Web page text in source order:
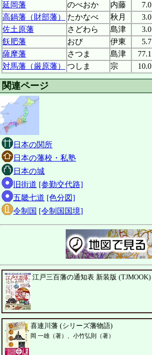
延岡藩
のべおか 内藤 7.0
高鍋藩（財部藩）
たかなべ 秋月 3.0
佐土原藩
さどわら 島津 3.0
飫肥藩
おび 伊東 5.7
薩摩藩
さつま 島津 77.1
対馬藩（厳原藩）
つしま 宗 10.0
関連ページ
日本の関所
日本の藩校・私塾
日本の城
旧街道 [参勤交代路]
五畿七道 [色分図]
令制国 [令制国国境]
江戸三百藩の通知表 新装版 (TJMOOK)
喜連川藩 (シリーズ藩物語)
岡 一雄（著）、小竹弘則（著）